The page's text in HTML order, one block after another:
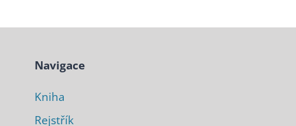
Navigace
Kniha
Rejstřík